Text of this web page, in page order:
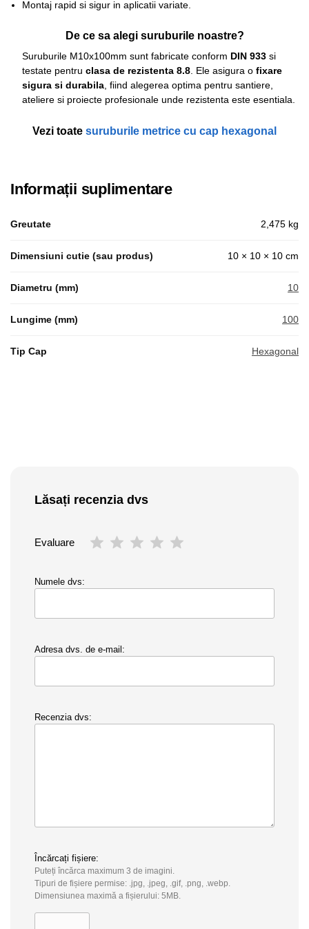
Montaj rapid si sigur in aplicatii variate.
De ce sa alegi suruburile noastre?
Suruburile M10x100mm sunt fabricate conform DIN 933si
testate pentru clasa de rezistenta 8.8. Ele asigura o fixare
sigura si durabila, fiind alegerea optima pentru santiere,
ateliere si proiecte profesionale unde rezistenta este esentiala.
Vezi toate suruburile metrice cu cap hexagonal
Informații suplimentare
Greutate 2,475 kg
Dimensiuni cutie (sau produs) 10 × 10 × 10 cm
Diametru (mm) 10
Lungime (mm) 100
Tip Cap Hexagonal
Lăsați recenzia dvs
Evaluare
Numele dvs:
Adresa dvs. de e-mail:
Recenzia dvs:
Încărcați fișiere:
Puteți încărca maximum 3 de imagini.
Tipuri de fișiere permise: .jpg, .jpeg, .gif, .png, .webp.
Dimensiunea maximă a fișierului: 5MB.